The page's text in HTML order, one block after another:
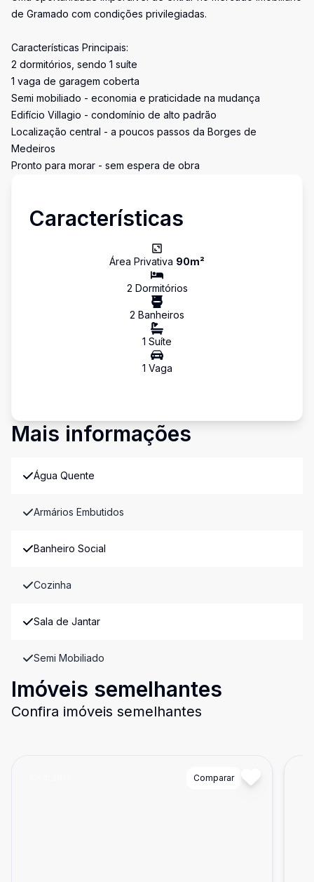
de Gramado com condições privilegiadas.
Características Principais:
2 dormitórios, sendo 1 suíte
1 vaga de garagem coberta
Semi mobiliado - economia e praticidade na mudança
Edifício Villagio - condomínio de alto padrão
Localização central - a poucos passos da Borges de
Medeiros
Pronto para morar - sem espera de obra
Características
Área Privativa 90m²
2 Dormitórios
2 Banheiros
1 Suíte
1 Vaga
Mais informações
Água Quente
Armários Embutidos
Banheiro Social
Cozinha
Sala de Jantar
Semi Mobiliado
Imóveis semelhantes
Confira imóveis semelhantes
Comparar